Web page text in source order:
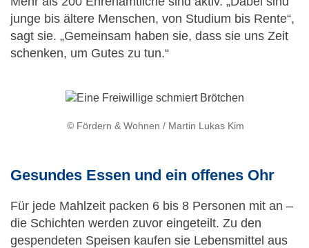
junge bis ältere Menschen, von Studium bis Rente“,
sagt sie. „Gemeinsam haben sie, dass sie uns Zeit
schenken, um Gutes zu tun.“
© Fördern & Wohnen / Martin Lukas Kim
Gesundes Essen und ein offenes Ohr
Für jede Mahlzeit packen 6 bis 8 Personen mit an –
die Schichten werden zuvor eingeteilt. Zu den
gespendeten Speisen kaufen sie Lebensmittel aus